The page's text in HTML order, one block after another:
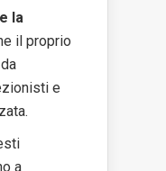
la
il proprio
e
a